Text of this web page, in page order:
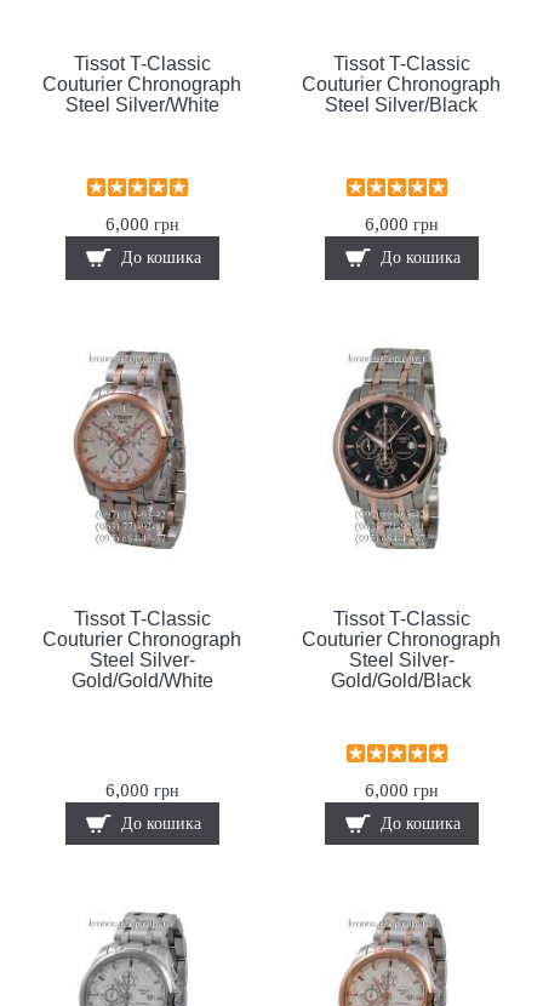
Tissot T-Classic
Couturier Chronograph
Steel Silver/White
6,000 грн
До кошика
Tissot T-Classic
Couturier Chronograph
Steel Silver/Black
6,000 грн
До кошика
Tissot T-Classic
Couturier Chronograph
Steel Silver-
Gold/Gold/White
6,000 грн
До кошика
Tissot T-Classic
Couturier Chronograph
Steel Silver-
Gold/Gold/Black
6,000 грн
До кошика